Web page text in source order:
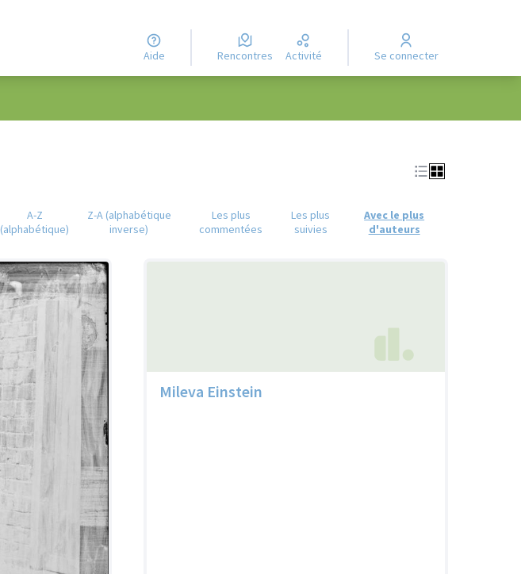
Aide Rencontres Activité Se connecter
A-Z
(alphabétique)
Z-A (alphabétique
inverse)
Les plus
commentées
Les plus
suivies
Avec le plus
d'auteurs
Mileva Einstein